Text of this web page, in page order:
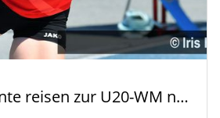
Neun BW-Talente reisen zur U20-WM nach Eugene